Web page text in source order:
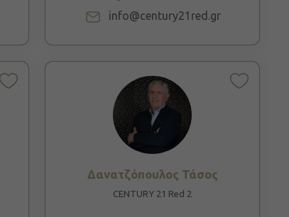
info@century21red.gr
Δανατζόπουλος Τάσος
CENTURY 21 Red 2